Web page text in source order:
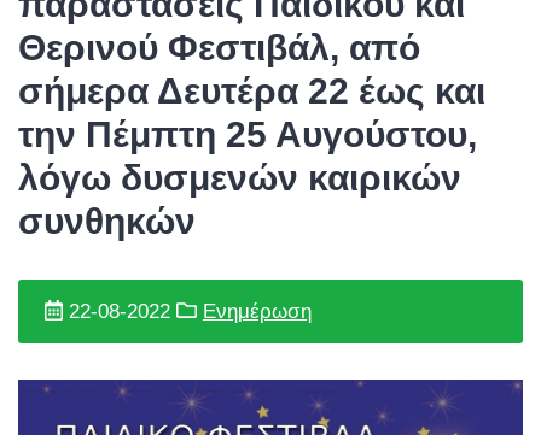
Θερινού Φεστιβάλ, από
σήμερα Δευτέρα 22 έως και
την Πέμπτη 25 Αυγούστου,
λόγω δυσμενών καιρικών
συνθηκών
22-08-2022 Ενημέρωση